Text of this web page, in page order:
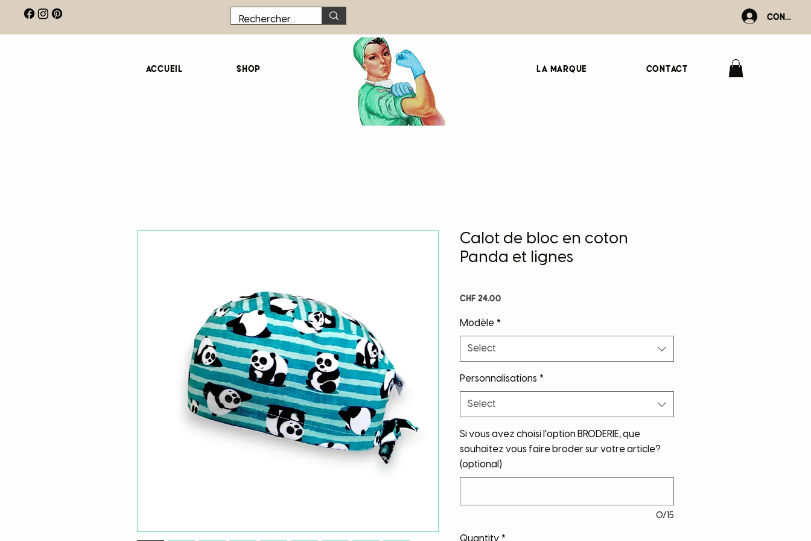
Accueil Shop La marque Contact
Calot de bloc en coton
Panda et lignes
CHF 24.00
Modèle *
Select
Personnalisations *
Select
Si vous avez choisi l'option BRODERIE, que
souhaitez vous faire broder sur votre article?
(optional)
0/15
Quantity *